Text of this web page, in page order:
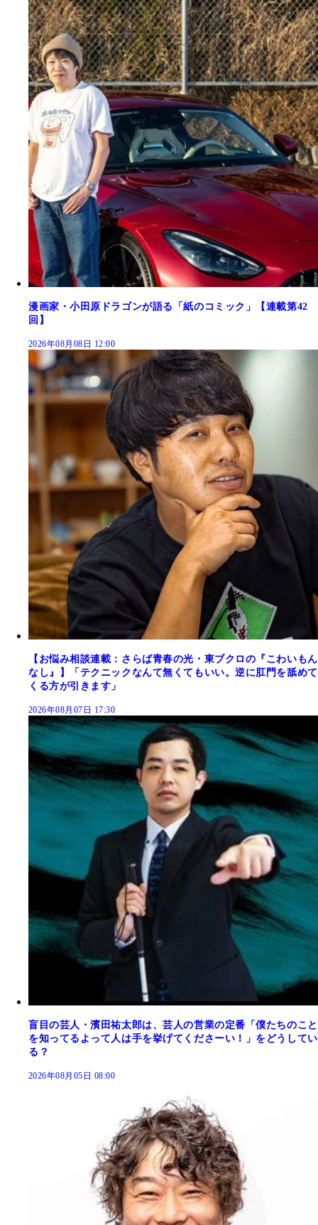
漫画家・小田原ドラゴンが語る「紙のコミック」【連載第42
回】
2026年08月08日 12:00
【お悩み相談連載：さらば青春の光・東ブクロの『こわいもん
なし』】「テクニックなんて無くてもいい。逆に肛門を舐めて
くる方が引きます」
2026年08月07日 17:30
盲目の芸人・濱田祐太郎は、芸人の営業の定番「僕たちのこと
を知ってるよって人は手を挙げてくださーい！」をどうしてい
る？
2026年08月05日 08:00